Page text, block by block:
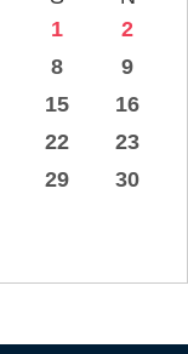
1
2
8
9
15
16
22
23
29
30